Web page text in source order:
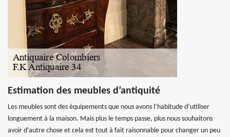
Estimation des meubles d’antiquité
Les meubles sont des équipements que nous avons l’habitude d’utiliser
longuement à la maison. Mais plus le temps passe, plus nous souhaitons
avoir d’autre chose et cela est tout à fait raisonnable pour changer un peu